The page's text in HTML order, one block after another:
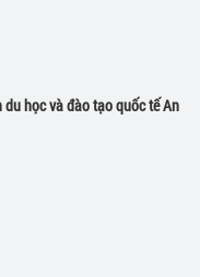
học và đào tạo quốc tế An